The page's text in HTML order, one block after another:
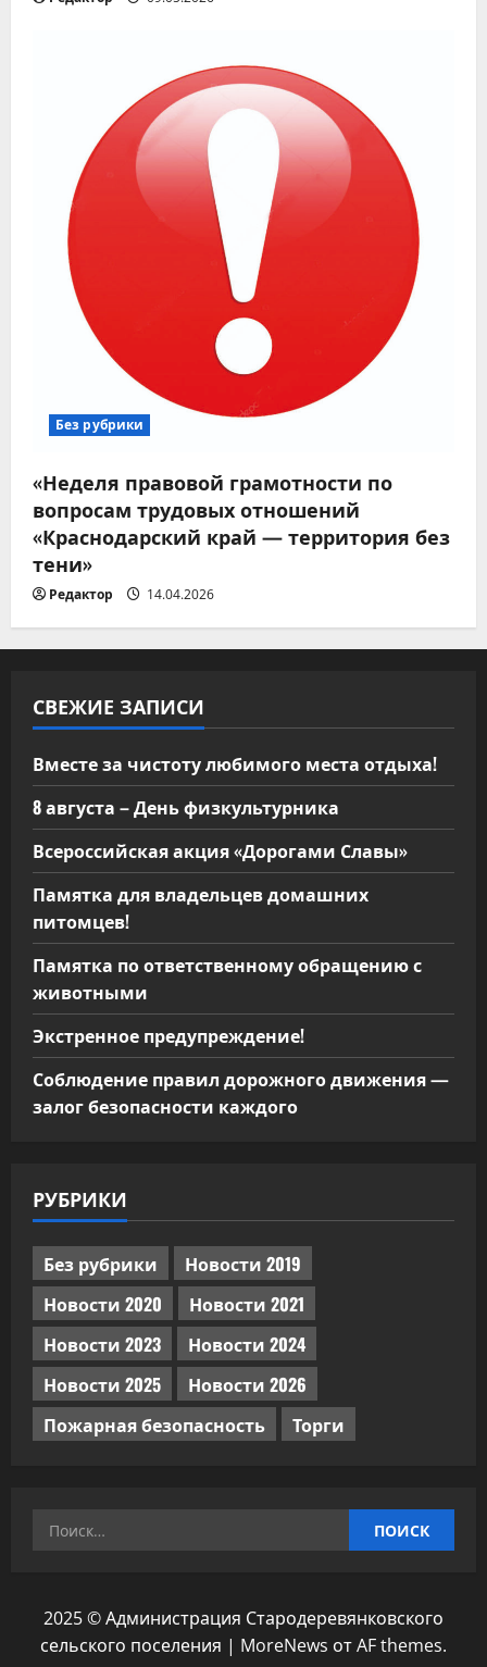
Без рубрики
«Неделя правовой грамотности по
вопросам трудовых отношений
«Краснодарский край — территория без
тени»
Редактор 14.04.2026
СВЕЖИЕ ЗАПИСИ
Вместе за чистоту любимого места отдыха!
8 августа – День физкультурника
Всероссийская акция «Дорогами Славы»
Памятка для владельцев домашних
питомцев!
Памятка по ответственному обращению с
животными
Экстренное предупреждение!
Соблюдение правил дорожного движения —
залог безопасности каждого
РУБРИКИ
Без рубрики
Новости 2019
Новости 2020
Новости 2021
Новости 2023
Новости 2024
Новости 2025
Новости 2026
Пожарная безопасность
Торги
Найти:
2025 © Администрация Стародеревянковского
сельского поселения | MoreNews от AF themes.